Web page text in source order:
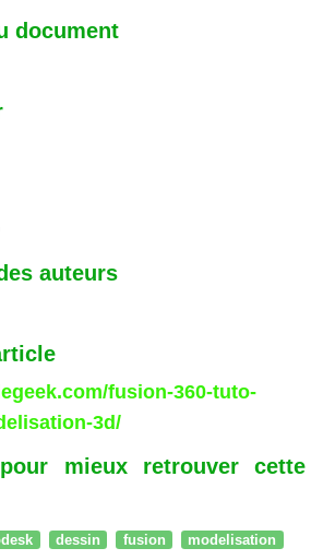
document
auteurs
fusion-360-tuto-
3d/
mieux retrouver cette
dessin fusion modelisation